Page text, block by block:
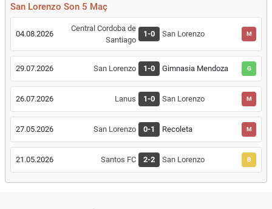
San Lorenzo Son 5 Maç
04.08.2026
Central Cordoba de
Santiago
1-0 San Lorenzo M
29.07.2026 San Lorenzo 1-0 Gimnasia Mendoza G
26.07.2026 Lanus 1-0 San Lorenzo M
27.05.2026 San Lorenzo 0-1 Recoleta M
21.05.2026 Santos FC 2-2 San Lorenzo B